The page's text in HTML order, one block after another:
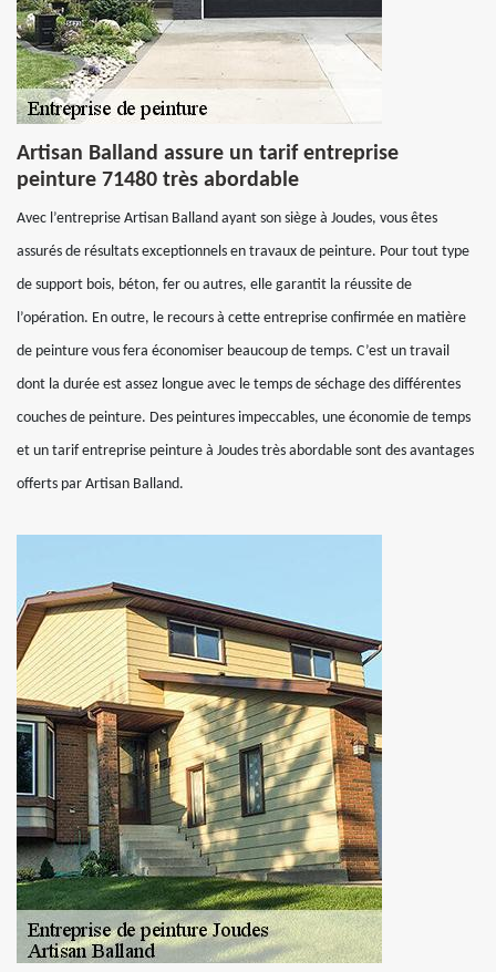
Artisan Balland assure un tarif entreprise
peinture 71480 très abordable
Avec l’entreprise Artisan Balland ayant son siège à Joudes, vous êtes
assurés de résultats exceptionnels en travaux de peinture. Pour tout type
de support bois, béton, fer ou autres, elle garantit la réussite de
l’opération. En outre, le recours à cette entreprise confirmée en matière
de peinture vous fera économiser beaucoup de temps. C’est un travail
dont la durée est assez longue avec le temps de séchage des différentes
couches de peinture. Des peintures impeccables, une économie de temps
et un tarif entreprise peinture à Joudes très abordable sont des avantages
offerts par Artisan Balland.